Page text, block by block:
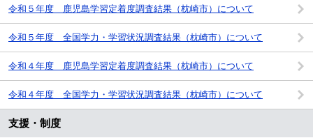
令和５年度 鹿児島学習定着度調査結果（枕崎市）について
令和５年度 全国学力・学習状況調査結果（枕崎市）について
令和４年度 鹿児島学習定着度調査結果（枕崎市）について
令和４年度 全国学力・学習状況調査結果（枕崎市）について
支援・制度